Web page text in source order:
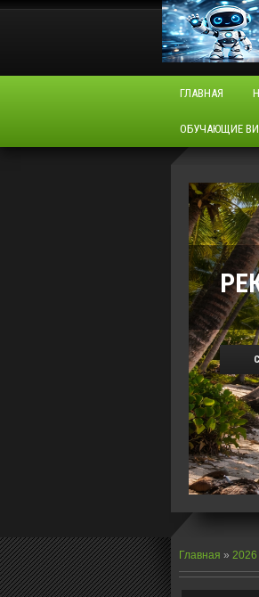
ГЛАВНАЯ
ОБУЧАЮЩИЕ
Главная » 2026